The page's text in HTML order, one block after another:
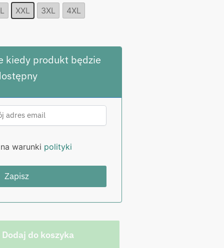
XXL 3XL 4XL
kiedy produkt będzie
warunki polityki
Dodaj do koszyka